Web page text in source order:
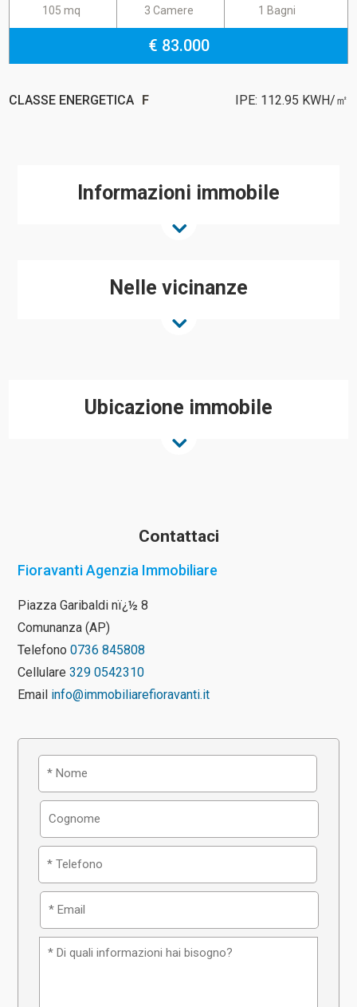
105 mq 3 Camere 1 Bagni
€ 83.000
CLASSE ENERGETICA F IPE: 112.95 KWH/㎡
Informazioni immobile
Nelle vicinanze
Ubicazione immobile
Contattaci
Fioravanti Agenzia Immobiliare
Piazza Garibaldi nï¿½ 8
Comunanza (AP)
Telefono 0736 845808
Cellulare 329 0542310
Email info@immobiliarefioravanti.it